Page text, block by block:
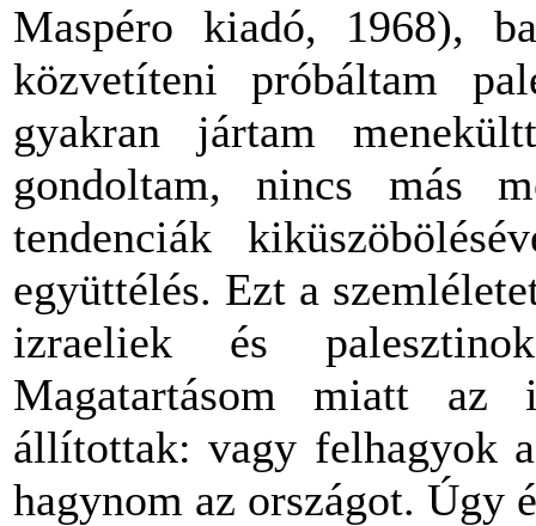
Maspéro kiadó, 1968),
közvetíteni próbáltam
gyakran jártam
gondoltam, nincs más
tendenciák
együttélés. Ezt a
izraeliek és
Magatartásom miatt az
állítottak: vagy felhagyok
hagynom az országot. Úgy